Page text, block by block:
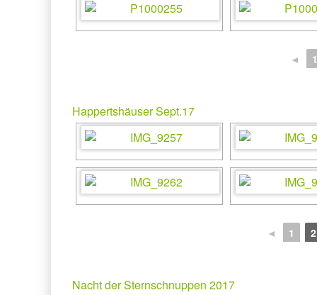
◄ 1
Happertshäuser Sept.17
◄ 1 2
Nacht der Sternschnuppen 2017